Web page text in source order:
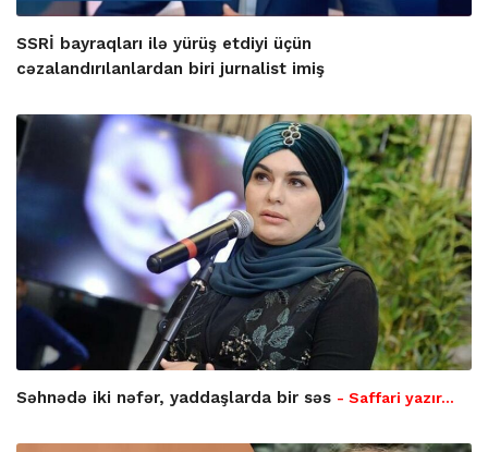
SSRİ bayraqları ilə yürüş etdiyi üçün
cəzalandırılanlardan biri jurnalist imiş
Səhnədə iki nəfər, yaddaşlarda bir səs - Saffari yazır…